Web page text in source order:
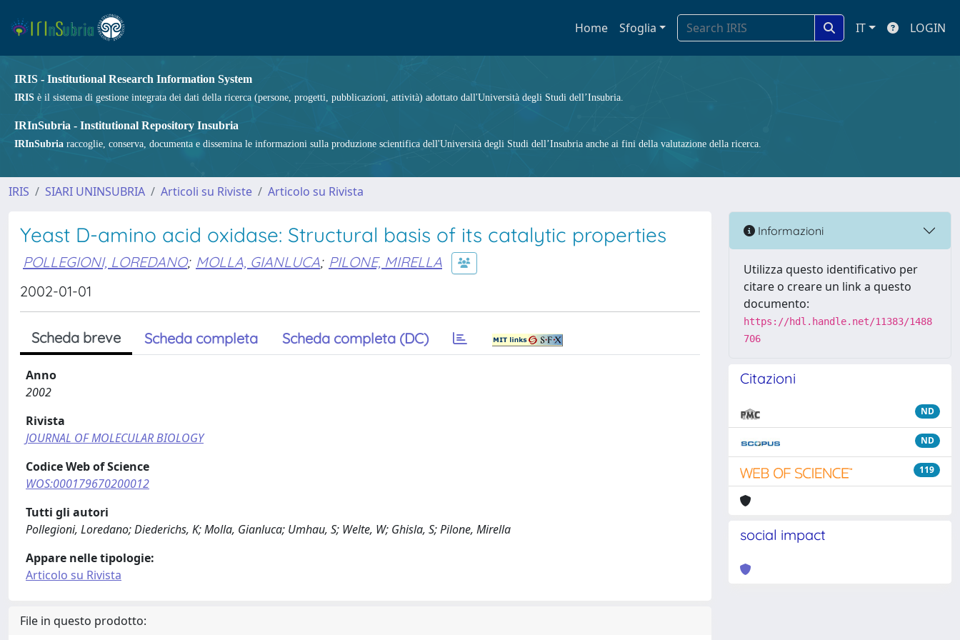
Home Sfoglia IT LOGIN
IRIS - Institutional Research Information System
IRIS è il sistema di gestione integrata dei dati della ricerca (persone, progetti, pubblicazioni, attività) adottato dall'Università degli Studi dell’Insubria.
IRInSubria - Institutional Repository Insubria
IRInSubria raccoglie, conserva, documenta e dissemina le informazioni sulla produzione scientifica dell'Università degli Studi dell’Insubria anche ai fini della valutazione della ricerca.
IRIS SIARI UNINSUBRIA Articoli su Riviste Articolo su Rivista
Yeast D-amino acid oxidase: Structural basis of its catalytic properties
POLLEGIONI, LOREDANO; MOLLA, GIANLUCA; PILONE, MIRELLA
2002-01-01
Scheda breve Scheda completa Scheda completa (DC)
Anno
2002
Rivista
JOURNAL OF MOLECULAR BIOLOGY
Codice Web of Science
WOS:000179670200012
Tutti gli autori
Pollegioni, Loredano; Diederichs, K; Molla, Gianluca; Umhau, S; Welte, W; Ghisla, S; Pilone, Mirella
Appare nelle tipologie:
Articolo su Rivista
File in questo prodotto:
Informazioni
Utilizza questo identificativo per
citare o creare un link a questo
documento:
https://hdl.handle.net/11383/1488
706
Citazioni
ND
ND
119
social impact